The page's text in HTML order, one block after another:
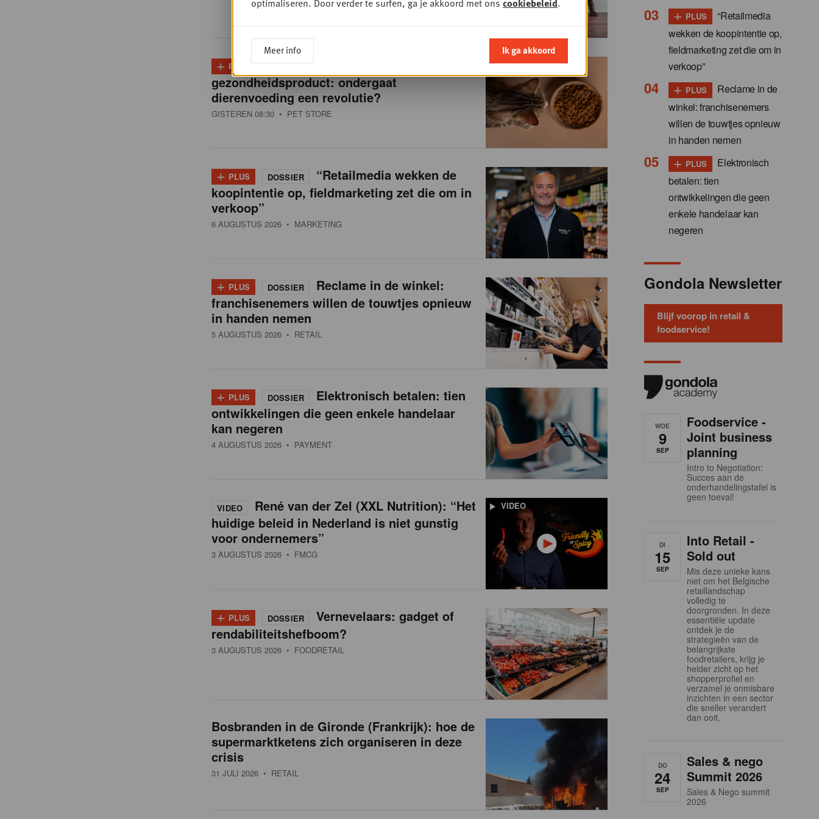
+ PLUS DOSSIER
gezondheidsproduct: ondergaat
dierenvoeding een revolutie?
GISTEREN 08:30 • PET STORE
+ PLUS DOSSIER
“Retailmedia wekken de
koopintentie op, fieldmarketing zet die om in
verkoop”
6 AUGUSTUS 2026 • MARKETING
+ PLUS DOSSIER
Reclame in de winkel:
franchisenemers willen de touwtjes opnieuw
in handen nemen
5 AUGUSTUS 2026 • RETAIL
+ PLUS DOSSIER
Elektronisch betalen: tien
ontwikkelingen die geen enkele handelaar
kan negeren
4 AUGUSTUS 2026 • PAYMENT
VIDEO
VIDEO
René van der Zel (XXL Nutrition): “Het
huidige beleid in Nederland is niet gunstig
voor ondernemers”
3 AUGUSTUS 2026 • FMCG
+ PLUS DOSSIER
Vernevelaars: gadget of
rendabiliteitshefboom?
3 AUGUSTUS 2026 • FOODRETAIL
Bosbranden in de Gironde (Frankrijk): hoe de
supermarktketens zich organiseren in deze
crisis
31 JULI 2026 • RETAIL
+ PLUS
“Retailmedia
wekken de koopintentie op,
fieldmarketing zet die om in
verkoop”
+ PLUS
Reclame in de
winkel: franchisenemers
willen de touwtjes opnieuw
in handen nemen
+ PLUS
Elektronisch
betalen: tien
ontwikkelingen die geen
enkele handelaar kan
negeren
Gondola Newsletter
Blijf voorop in retail &
foodservice!
WOE
9
SEP
Foodservice -
Joint business
planning
Intro to Negotiation:
Succes aan de
onderhandelingstafel is
geen toeval!
DI
15
SEP
Into Retail -
Sold out
Mis deze unieke kans
niet om het Belgische
retaillandschap
volledig te
doorgronden. In deze
essentiële update
ontdek je de
strategieën van de
belangrijkste
foodretailers, krijg je
helder zicht op het
shopperprofiel en
verzamel je onmisbare
inzichten in een sector
die sneller verandert
dan ooit.
DO
24
SEP
Sales & nego
Summit 2026
Sales & Nego summit
2026
optimaliseren. Door verder te surfen, ga je akkoord met ons cookiebeleid.
Meer info Ik ga akkoord